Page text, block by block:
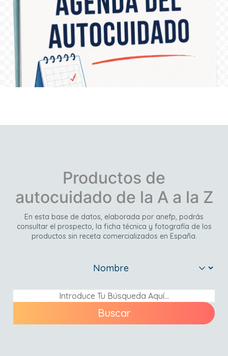
Descúbrelo aquí
Productos de
autocuidado de la A a la Z
En esta base de datos, elaborada por anefp, podrás
consultar el prospecto, la ficha técnica y fotografía de los
productos sin receta comercializados en España.
Buscar